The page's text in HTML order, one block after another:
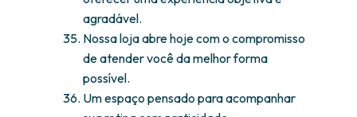
agradável.
Nossa loja abre hoje com o compromisso
de atender você da melhor forma
possível.
Um espaço pensado para acompanhar